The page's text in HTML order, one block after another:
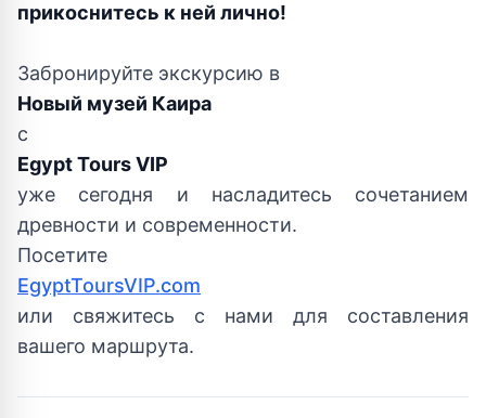
прикоснитесь к ней лично!
Забронируйте экскурсию в
Новый музей Каира
с
Egypt Tours VIP
уже сегодня и насладитесь сочетанием
древности и современности.
Посетите
EgyptToursVIP.com
или свяжитесь с нами для составления
вашего маршрута.